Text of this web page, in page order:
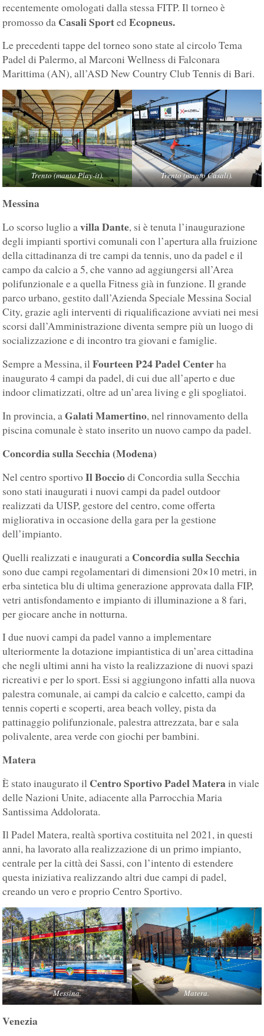
recentemente omologati dalla stessa FITP. Il torneo è
promosso da Casali SportedEcopneus.
Le precedenti tappe del torneo sono state al circolo Tema
Padel di Palermo, al Marconi Wellness di Falconara
Marittima (AN), all’ASD New Country Club Tennis di Bari.
Trento (manto Play-it). Trento (manto Casali).
Messina
Lo scorso luglio avilla Dante, si è tenuta l’inaugurazione
degli impianti sportivi comunali con l’apertura alla fruizione
della cittadinanza di tre campi da tennis, uno da padel e il
campo da calcio a 5, che vanno ad aggiungersi all’Area
polifunzionale e a quella Fitness già in funzione. Il grande
parco urbano, gestito dall’Azienda Speciale Messina Social
City, grazie agli interventi di riqualificazione avviati nei mesi
scorsi dall’Amministrazione diventa sempre più un luogo di
socializzazione e di incontro tra giovani e famiglie.
Sempre a Messina, ilFourteen P24 Padel Centerha
inaugurato 4 campi da padel, di cui due all’aperto e due
indoor climatizzati, oltre ad un’area living e gli spogliatoi.
In provincia, aGalati Mamertino, nel rinnovamento della
piscina comunale è stato inserito un nuovo campo da padel.
Concordia sulla Secchia (Modena)
Nel centro sportivoIl Bocciodi Concordia sulla Secchia
sono stati inaugurati i nuovi campi da padel outdoor
realizzati da UISP, gestore del centro, come offerta
migliorativa in occasione della gara per la gestione
dell’impianto.
Quelli realizzati e inaugurati a Concordia sulla Secchia
sono due campi regolamentari di dimensioni 20×10 metri, in
erba sintetica blu di ultima generazione approvata dalla FIP,
vetri antisfondamento e impianto di illuminazione a 8 fari,
per giocare anche in notturna.
I due nuovi campi da padel vanno a implementare
ulteriormente la dotazione impiantistica di un’area cittadina
che negli ultimi anni ha visto la realizzazione di nuovi spazi
ricreativi e per lo sport. Essi si aggiungono infatti alla nuova
palestra comunale, ai campi da calcio e calcetto, campi da
tennis coperti e scoperti, area beach volley, pista da
pattinaggio polifunzionale, palestra attrezzata, bar e sala
polivalente, area verde con giochi per bambini.
Matera
È stato inaugurato il Centro Sportivo Padel Matera in viale
delle Nazioni Unite, adiacente alla Parrocchia Maria
Santissima Addolorata.
Il Padel Matera, realtà sportiva costituita nel 2021, in questi
anni, ha lavorato alla realizzazione di un primo impianto,
centrale per la città dei Sassi, con l’intento di estendere
questa iniziativa realizzando altri due campi di padel,
creando un vero e proprio Centro Sportivo.
Messina. Matera.
Venezia